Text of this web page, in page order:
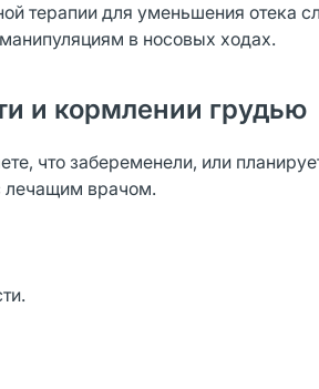
терапии для уменьшения отека
в носовых ходах.
и кормлении грудью
что забеременели, или
лечащим врачом.